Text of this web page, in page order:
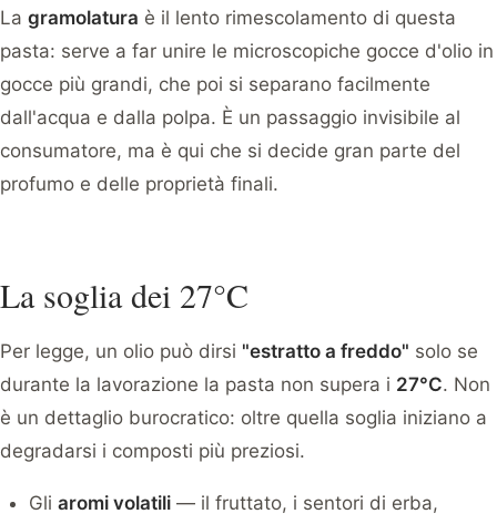
La gramolatura è il lento rimescolamento di questa
pasta: serve a far unire le microscopiche gocce d'olio in
gocce più grandi, che poi si separano facilmente
dall'acqua e dalla polpa. È un passaggio invisibile al
consumatore, ma è qui che si decide gran parte del
profumo e delle proprietà finali.
La soglia dei 27°C
Per legge, un olio può dirsi "estratto a freddo" solo se
durante la lavorazione la pasta non supera i 27°C. Non
è un dettaglio burocratico: oltre quella soglia iniziano a
degradarsi i composti più preziosi.
Gli aromi volatili— il fruttato, i sentori di erba,